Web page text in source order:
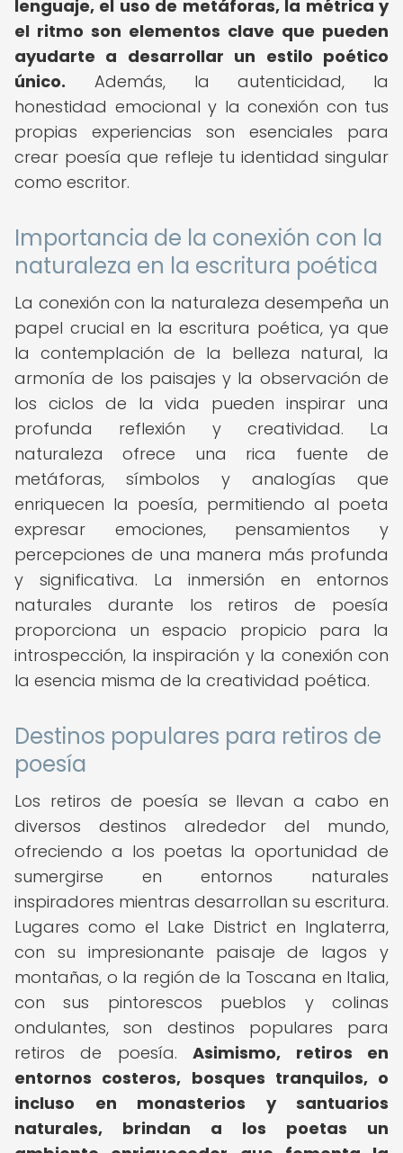
lenguaje, el uso de metáforas, la métrica y
el ritmo son elementos clave que pueden
ayudarte a desarrollar un estilo poético
único. Además, la autenticidad, la
honestidad emocional y la conexión con tus
propias experiencias son esenciales para
crear poesía que refleje tu identidad singular
como escritor.
Importancia de la conexión con la
naturaleza en la escritura poética
La conexión con la naturaleza desempeña un
papel crucial en la escritura poética, ya que
la contemplación de la belleza natural, la
armonía de los paisajes y la observación de
los ciclos de la vida pueden inspirar una
profunda reflexión y creatividad. La
naturaleza ofrece una rica fuente de
metáforas, símbolos y analogías que
enriquecen la poesía, permitiendo al poeta
expresar emociones, pensamientos y
percepciones de una manera más profunda
y significativa. La inmersión en entornos
naturales durante los retiros de poesía
proporciona un espacio propicio para la
introspección, la inspiración y la conexión con
la esencia misma de la creatividad poética.
Destinos populares para retiros de
poesía
Los retiros de poesía se llevan a cabo en
diversos destinos alrededor del mundo,
ofreciendo a los poetas la oportunidad de
sumergirse en entornos naturales
inspiradores mientras desarrollan su escritura.
Lugares como el Lake District en Inglaterra,
con su impresionante paisaje de lagos y
montañas, o la región de la Toscana en Italia,
con sus pintorescos pueblos y colinas
ondulantes, son destinos populares para
retiros de poesía.Asimismo, retiros en
entornos costeros, bosques tranquilos, o
incluso en monasterios y santuarios
naturales, brindan a los poetas un